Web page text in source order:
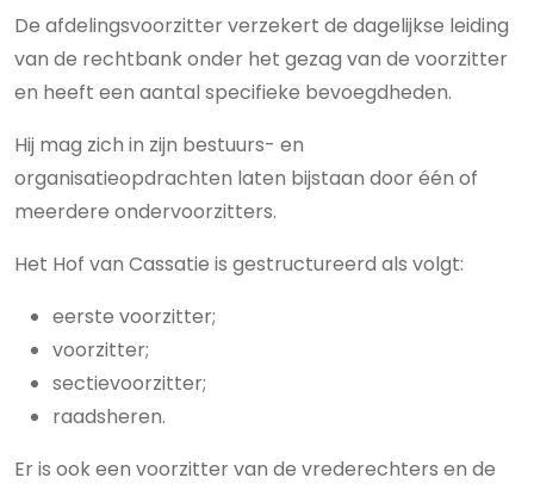
De afdelingsvoorzitter verzekert de dagelijkse leiding
van de rechtbank onder het gezag van de voorzitter
en heeft een aantal specifieke bevoegdheden.
Hij mag zich in zijn bestuurs- en
organisatieopdrachten laten bijstaan door één of
meerdere ondervoorzitters.
Het Hof van Cassatie is gestructureerd als volgt:
eerste voorzitter;
voorzitter;
sectievoorzitter;
raadsheren.
Er is ook een voorzitter van de vrederechters en de